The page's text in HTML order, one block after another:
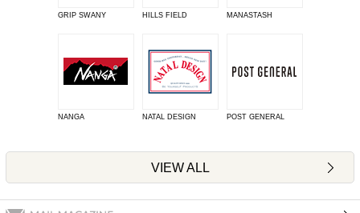
GRIP SWANY HILLS FIELD MANASTASH
NANGA NATAL DESIGN POST GENERAL
VIEW ALL